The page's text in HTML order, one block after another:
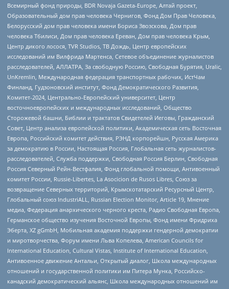
Всемирный фонд природы, BDR Novaja Gazeta-Europe, Алтай проект,
Образовательный дом прав человека Чернигов, Фонд Дом Прав Человека,
Белорусский дом прав человека имени Бориса Звозскова, Дом прав
человека Тбилиси, Дом прав человека Ереван, Дом прав человека Крым,
Центр дикого лосося, TVR Studios, ТВ Дождь, Центр европейских
исследований им Вилфрида Мартенса, Сетевое объединение журналистов
расследователей, АЛЛАТРА, За свободную Россию, Свободная Бурятия, Uralic,
UnKremlin, Международная федерация транспортных рабочих, ИстЧам
Финланд, Гудзоновский институт, Фонд Демократического Развития,
Комитет-2024, Центрально-Европейский университет, Центр
восточноевропейских и международных исследований, Общество
Сторожевой башни, Библии и трактатов Свидетелей Иеговы, Гражданский
Совет, Центр анализа европейской политики, Академическая сеть Восточная
Европа, Российский комитет действия, РЭНД корпорейшн, Русская Америка
за демократию в России, Настоящая Россия, Глобальная сеть журналистов-
расследователей, Служба поддержки, Свободная Россия Берлин, Свободная
Россия Северный Рейн-Вестфалия, Фонд глобальной помощи, Антивоенный
комитет России, Russie-Libertes, La Asocicion de Rusos Libres, Союз за
возвращение Северных территорий, Крымскотатарский Ресурсный Центр,
Глобальный союз IndustriALL, Russian Election Monitor, Article 19, Мнение
медиа, Федерация анархического черного креста, Радио Свободная Европа,
Германское общество изучения Восточной Европы, Фонд имени Фридриха
Эберта, XZ gGmbH, Мобильная академия поддержки гендерной демократии
и миротворчества, Форум имени Льва Копелева, American Councils for
International Education, Cultural Vistas, Institute of International Education,
Антивоенное движение Антальи, Открытый диалог, Школа международных
отношений и государственной политики им Питера Мунка, Российско-
канадский демократический альянс, Школа международных отношений им